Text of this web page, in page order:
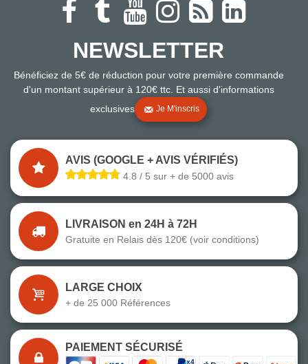
NEWSLETTER
Bénéficiez de 5€ de réduction pour votre première commande
d'un montant supérieur à 120€ ttc. Et aussi d'informations
exclusives
Je M'inscris
AVIS (GOOGLE + AVIS VÉRIFIÉS)
4.8 / 5 sur + de 5000 avis
LIVRAISON en 24H à 72H
Gratuite en Relais dès 120€ (voir conditions)
LARGE CHOIX
+ de 25 000 Références
PAIEMENT SÉCURISÉ